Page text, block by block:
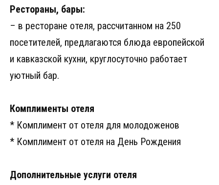
Рестораны, бары:
– в ресторане отеля, рассчитанном на 250
посетителей, предлагаются блюда европейской
и кавказской кухни, круглосуточно работает
уютный бар.
Комплименты отеля
* Комплимент от отеля для молодоженов
* Комплимент от отеля на День Рождения
Дополнительные услуги отеля